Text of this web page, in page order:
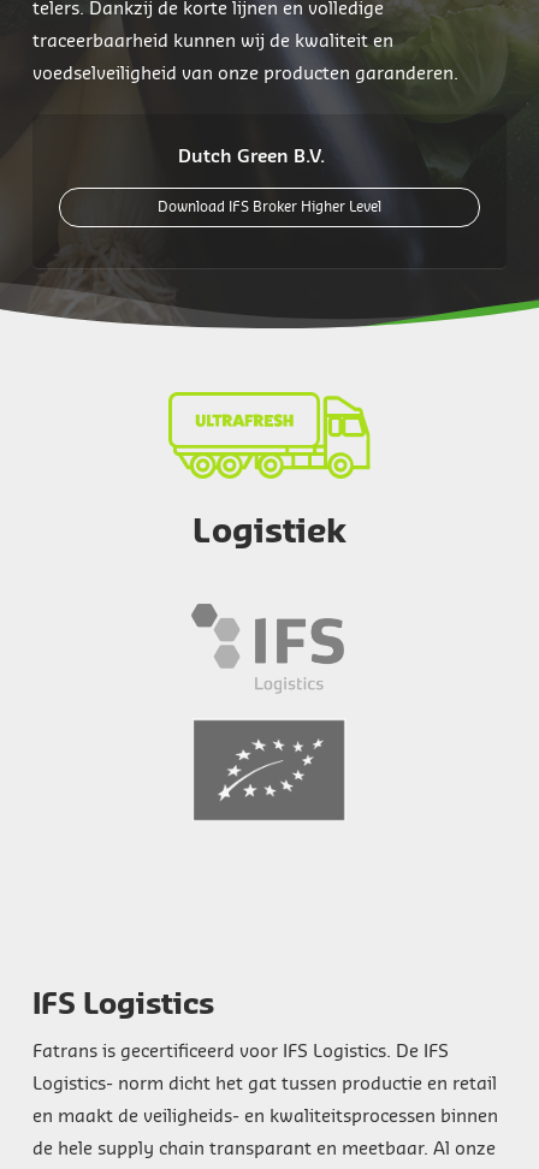
telers. Dankzij de korte lijnen en volledige
traceerbaarheid kunnen wij de kwaliteit en
voedselveiligheid van onze producten garanderen.
Dutch Green B.V.
Download IFS Broker Higher Level
IFS Logistics
Fatrans is gecertificeerd voor IFS Logistics. De IFS
Logistics- norm dicht het gat tussen productie en retail
en maakt de veiligheids- en kwaliteitsprocessen binnen
de hele supply chain transparant en meetbaar. Al onze
Logistiek